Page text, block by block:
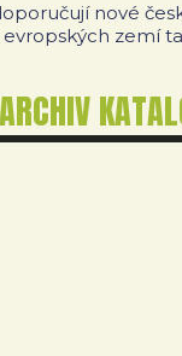
nové
zemí
ARCHIV